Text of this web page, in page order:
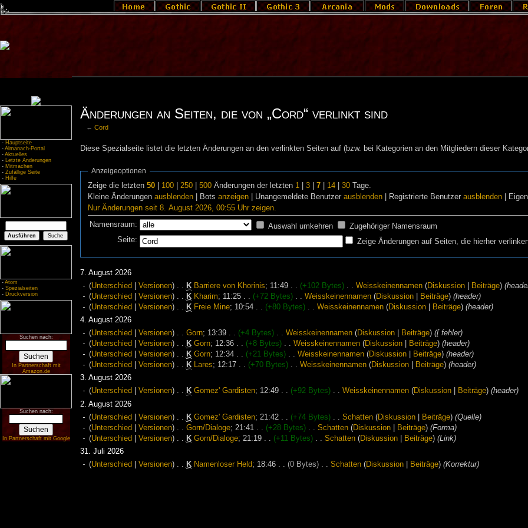
- Hauptseite
- Almanach-Portal
- Aktuelles
- Letzte Änderungen
- Mitmachen
- Zufällige Seite
- Hilfe
- Atom
- Spezialseiten
- Druckversion
Suchen nach:
In Partnerschaft mit
Amazon.de
Suchen nach:
In Partnerschaft mit Google
Änderungen an Seiten, die von „Cord“ verlinkt sind
←Cord
Diese Spezialseite listet die letzten Änderungen an den verlinkten Seiten auf (bzw. bei Kategorien an den Mitgliedern dieser
Anzeigeoptionen
Zeige die letzten50 100 |250 |500 Änderungen der letzten 1 |3 |7 14 |30 Tage.
Kleine Änderungenausblenden | Botsanzeigen | Unangemeldete Benutzerausblenden | Registrierte Benutzerausblenden |
Nur Änderungen seit 8. August 2026, 00:55 Uhr zeigen.
Namensraum: Auswahl umkehren
Zugehöriger Namensraum
Seite:
Zeige Änderungen auf Seiten, die hierher
7. August 2026
(Unterschied Versionen) K Barriere von Khorinis‎; 11:49 (+102 Bytes)‎ Weisskeinennamen (Diskussion| Beiträge)‎
(Unterschied Versionen) K Kharim‎; 11:25 (+72 Bytes)‎ Weisskeinennamen (Diskussion| Beiträge)‎ (header)
(Unterschied Versionen) K Freie Mine‎; 10:54 (+80 Bytes)‎ Weisskeinennamen (Diskussion| Beiträge)‎ (header)
4. August 2026
(Unterschied Versionen) . . Gorn‎; 13:39 . . (+4 Bytes)‎ . . Weisskeinennamen (Diskussion| Beiträge)‎ ([ fehler)
(Unterschied Versionen) . . K Gorn‎; 12:36 . . (+8 Bytes)‎ . . Weisskeinennamen (Diskussion| Beiträge)‎ (header)
(Unterschied Versionen) . . K Gorn‎; 12:34 . . (+21 Bytes)‎ . . Weisskeinennamen (Diskussion| Beiträge)‎ (header)
(Unterschied Versionen) . . K Lares‎; 12:17 . . (+70 Bytes)‎ . . Weisskeinennamen (Diskussion| Beiträge)‎ (header)
3. August 2026
(Unterschied Versionen) . . K Gomez' Gardisten‎; 12:49 . . (+92 Bytes)‎ . . Weisskeinennamen (Diskussion| Beiträge)‎ (header)
2. August 2026
(Unterschied Versionen) K Gomez' Gardisten‎; 21:42 (+74 Bytes)‎ Schatten (Diskussion| Beiträge)‎ (Quelle)
(Unterschied Versionen) Gorn/Dialoge‎; 21:41 (+28 Bytes)‎ Schatten (Diskussion| Beiträge)‎ (Forma)
(Unterschied Versionen) K Gorn/Dialoge‎; 21:19 (+11 Bytes)‎ Schatten (Diskussion| Beiträge)‎ (Link)
31. Juli 2026
(Unterschied Versionen) K Namenloser Held‎; 18:46 (0 Bytes)‎ Schatten (Diskussion| Beiträge)‎ (Korrektur)